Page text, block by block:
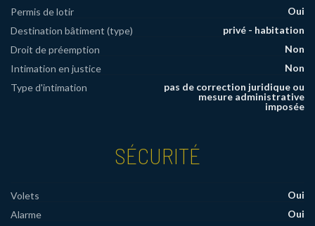
Permis de lotir
Oui
Destination bâtiment (type)
privé - habitation
Droit de préemption
Non
Intimation en justice
Non
Type d'intimation
pas de correction juridique ou
mesure administrative
imposée
SÉCURITÉ
Volets
Oui
Alarme
Oui